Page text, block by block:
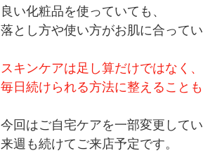
良い化粧品を使っていても、
落とし方や使い方がお肌に合ってい
スキンケアは足し算だけではなく、
毎日続けられる方法に整えることも
今回はご自宅ケアを一部変更してい
来週も続けてご来店予定です。